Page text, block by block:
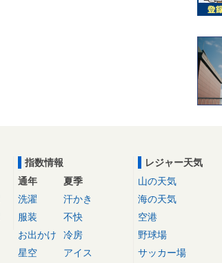
指数情報
通年
洗濯
服装
お出かけ
星空
夏季
汗かき
不快
冷房
アイス
レジャー天気
山の天気
海の天気
空港
野球場
サッカー場